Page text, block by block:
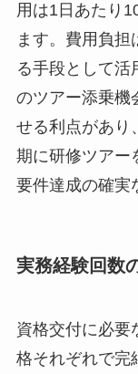
用は1日あたり
ます。費用負担
る手段として活
のツアー添乗機
せる利点があり
期に研修ツアー
要件達成の確実
実務経験回数
資格交付に必要
格それぞれで完